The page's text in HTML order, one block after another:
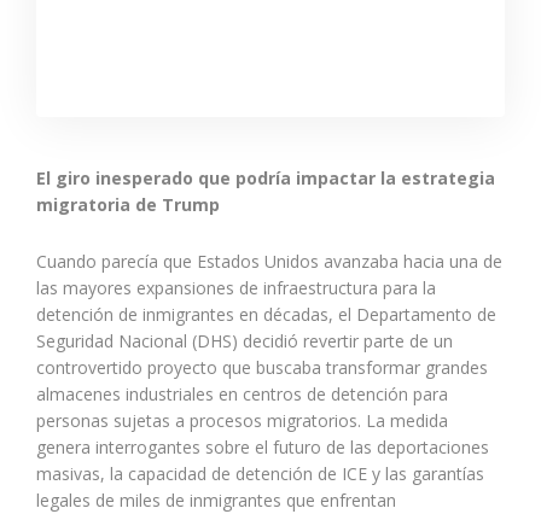
El giro inesperado que podría impactar la estrategia
migratoria de Trump
Cuando parecía que Estados Unidos avanzaba hacia una de
las mayores expansiones de infraestructura para la
detención de inmigrantes en décadas, el Departamento de
Seguridad Nacional (DHS) decidió revertir parte de un
controvertido proyecto que buscaba transformar grandes
almacenes industriales en centros de detención para
personas sujetas a procesos migratorios. La medida
genera interrogantes sobre el futuro de las deportaciones
masivas, la capacidad de detención de ICE y las garantías
legales de miles de inmigrantes que enfrentan